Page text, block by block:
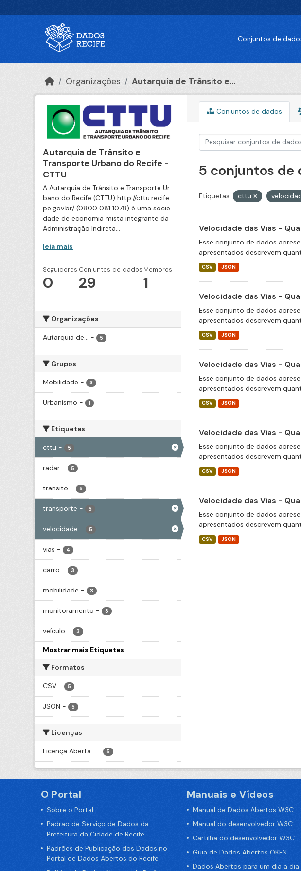
Conjuntos de
Organizações Autarquia de Trânsito e...
Autarquia de Trânsito e
Transporte Urbano do Recife -
CTTU
A Autarquia de Trânsito e Transporte Ur
bano do Recife (CTTU) http://cttu.recife.
pe.gov.br/ (0800 081 1078) é uma socie
dade de economia mista integrante da
Administração Indireta...
leia mais
Seguidores
0
Conjuntos de dados
29
Membros
1
Organizações
Autarquia de... - 5
Grupos
Mobilidade - 3
Urbanismo - 1
Etiquetas
cttu - 5
radar - 5
transito - 5
transporte - 5
velocidade - 5
vias - 4
carro - 3
mobilidade - 3
monitoramento - 3
veículo - 3
Mostrar mais Etiquetas
Formatos
CSV - 5
JSON - 5
Licenças
Licença Aberta... - 5
Conjuntos de dados
5 conjuntos de
Etiquetas: cttu
Velocidade das Vias -
Esse conjunto de dados
apresentados descrevem
CSV JSON
Velocidade das Vias -
Esse conjunto de dados
apresentados descrevem
CSV JSON
Velocidade das Vias -
Esse conjunto de dados
apresentados descrevem
CSV JSON
Velocidade das Vias -
Esse conjunto de dados
apresentados descrevem
CSV JSON
Velocidade das Vias -
Esse conjunto de dados
apresentados descrevem
CSV JSON
O Portal
Sobre o Portal
Padrão de Serviço de Dados da
Prefeitura da Cidade de Recife
Padrões de Publicação dos Dados no
Portal de Dados Abertos do Recife
Manuais e Vídeos
Manual de Dados Abertos W3C
Manual do desenvolvedor W3C
Cartilha do desenvolvedor W3C
Guia de Dados Abertos OKFN
Dados Abertos para um dia a dia